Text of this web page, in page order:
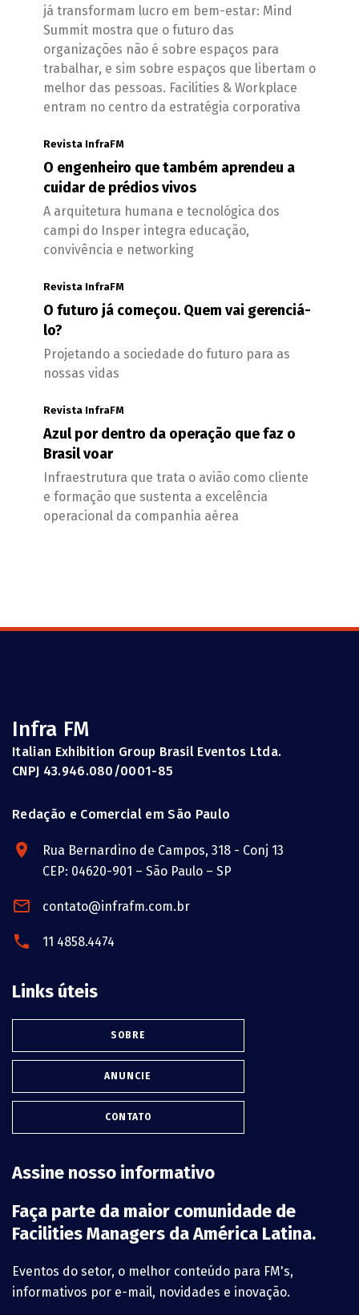
já transformam lucro em bem-estar: Mind
Summit mostra que o futuro das
organizações não é sobre espaços para
trabalhar, e sim sobre espaços que libertam o
melhor das pessoas. Facilities & Workplace
entram no centro da estratégia corporativa
Revista InfraFM
O engenheiro que também aprendeu a
cuidar de prédios vivos
A arquitetura humana e tecnológica dos
campi do Insper integra educação,
convivência e networking
Revista InfraFM
O futuro já começou. Quem vai gerenciá-
lo?
Projetando a sociedade do futuro para as
nossas vidas
Revista InfraFM
Azul por dentro da operação que faz o
Brasil voar
Infraestrutura que trata o avião como cliente
e formação que sustenta a excelência
operacional da companhia aérea
Infra FM
Italian Exhibition Group Brasil Eventos Ltda.
CNPJ 43.946.080/0001-85
Redação e Comercial em São Paulo
Rua Bernardino de Campos, 318 - Conj 13
CEP: 04620-901 – São Paulo – SP
contato@infrafm.com.br
11 4858.4474
Links úteis
SOBRE
ANUNCIE
CONTATO
Assine nosso informativo
Faça parte da maior comunidade de
Facilities Managers da América Latina.
Eventos do setor, o melhor conteúdo para FM's,
informativos por e-mail, novidades e inovação.